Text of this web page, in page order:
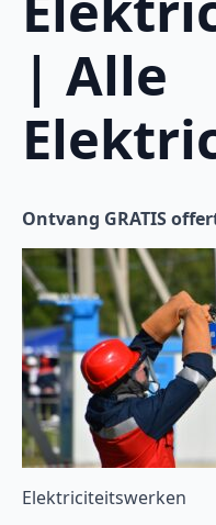
| Alle
Ontvang GRATIS
Elektriciteitswerken